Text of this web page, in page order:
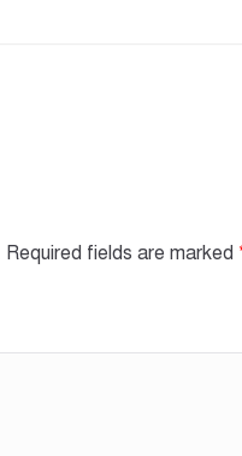
Required fields are marked